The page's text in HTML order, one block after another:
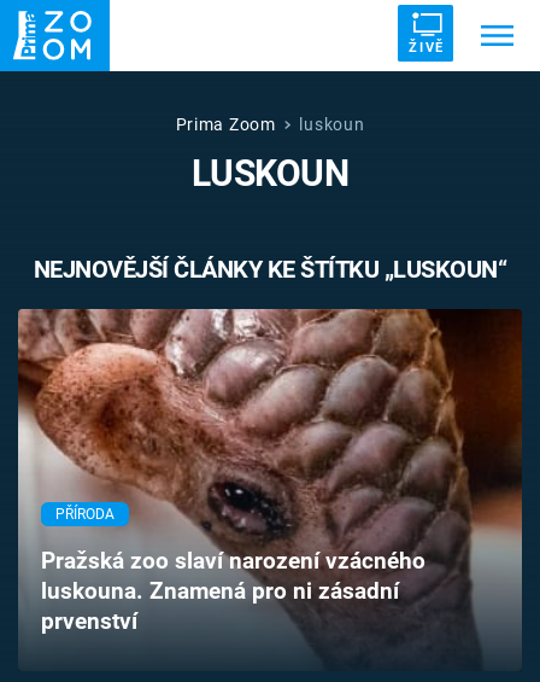
ŽIVĚ
UFO DRUHÁ SVĚTOVÁ VÁLKA
VETŘELCI DÁVNOVĚKU
Témata
Témata
Pořady
TV Program
Časopis
Sledujte prima+
Prima Zoom luskoun
LUSKOUN
NEJNOVĚJŠÍ ČLÁNKY KE ŠTÍTKU „LUSKOUN“
PŘÍRODA
Pražská zoo slaví narození vzácného
luskouna. Znamená pro ni zásadní
prvenství